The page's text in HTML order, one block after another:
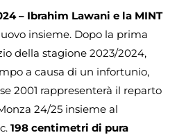
– Ibrahim Lawani e la MINT
insieme. Dopo la prima
della stagione 2023/2024,
a causa di un infortunio,
2001 rappresenterà il reparto
24/25 insieme al
198 centimetri di pura